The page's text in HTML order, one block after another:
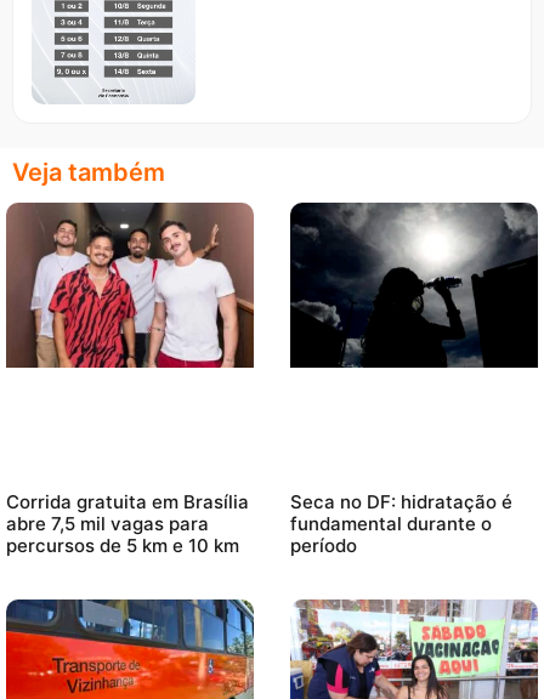
Veja também
Corrida gratuita em Brasília
abre 7,5 mil vagas para
percursos de 5 km e 10 km
Seca no DF: hidratação é
fundamental durante o
período